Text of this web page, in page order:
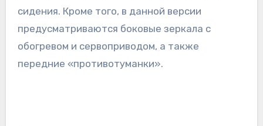
сидения. Кроме того, в данной версии
предусматриваются боковые зеркала с
обогревом и сервоприводом, а также
передние «противотуманки».